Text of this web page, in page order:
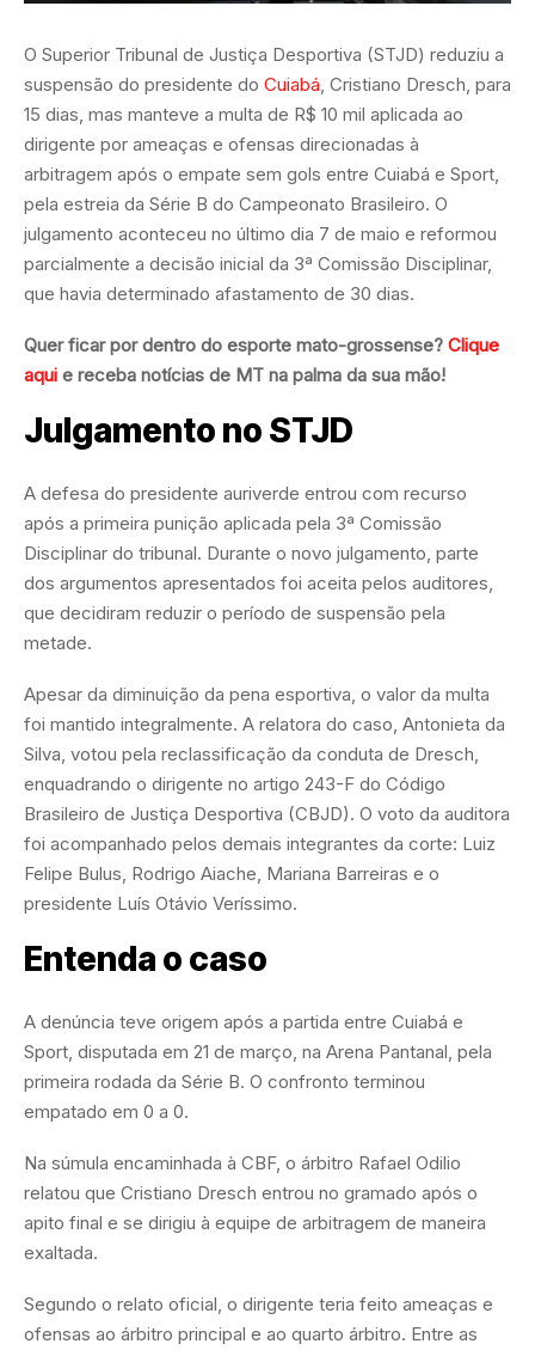
O Superior Tribunal de Justiça Desportiva (STJD) reduziu a
suspensão do presidente do Cuiabá , Cristiano Dresch, para
15 dias, mas manteve a multa de R$ 10 mil aplicada ao
dirigente por ameaças e ofensas direcionadas à
arbitragem após o empate sem gols entre Cuiabá e Sport,
pela estreia da Série B do Campeonato Brasileiro. O
julgamento aconteceu no último dia 7 de maio e reformou
parcialmente a decisão inicial da 3ª Comissão Disciplinar,
que havia determinado afastamento de 30 dias.
Quer ficar por dentro do esporte mato-grossense? Clique
aqui e receba notícias de MT na palma da sua mão!
Julgamento no STJD
A defesa do presidente auriverde entrou com recurso
após a primeira punição aplicada pela 3ª Comissão
Disciplinar do tribunal. Durante o novo julgamento, parte
dos argumentos apresentados foi aceita pelos auditores,
que decidiram reduzir o período de suspensão pela
metade.
Apesar da diminuição da pena esportiva, o valor da multa
foi mantido integralmente. A relatora do caso, Antonieta da
Silva, votou pela reclassificação da conduta de Dresch,
enquadrando o dirigente no artigo 243-F do Código
Brasileiro de Justiça Desportiva (CBJD). O voto da auditora
foi acompanhado pelos demais integrantes da corte: Luiz
Felipe Bulus, Rodrigo Aiache, Mariana Barreiras e o
presidente Luís Otávio Veríssimo.
Entenda o caso
A denúncia teve origem após a partida entre Cuiabá e
Sport, disputada em 21 de março, na Arena Pantanal, pela
primeira rodada da Série B. O confronto terminou
empatado em 0 a 0.
Na súmula encaminhada à CBF, o árbitro Rafael Odilio
relatou que Cristiano Dresch entrou no gramado após o
apito final e se dirigiu à equipe de arbitragem de maneira
exaltada.
Segundo o relato oficial, o dirigente teria feito ameaças e
ofensas ao árbitro principal e ao quarto árbitro. Entre as